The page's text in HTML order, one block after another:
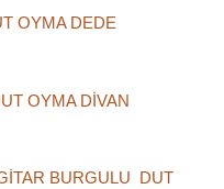
OYMA DEDE
OYMA DİVAN
BURGULU DUT